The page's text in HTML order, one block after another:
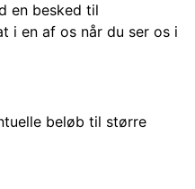
en besked til
i en af os når du ser os i
beløb til større